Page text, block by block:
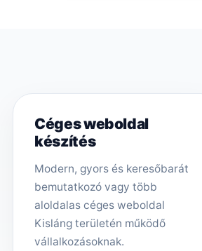
Céges weboldal
készítés
Modern, gyors és keresőbarát
bemutatkozó vagy több
aloldalas céges weboldal
Kisláng területén működő
vállalkozásoknak.